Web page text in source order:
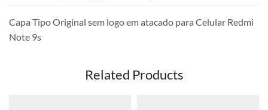
Capa Tipo Original sem logo em atacado para Celular Redmi
Note 9s
Related Products